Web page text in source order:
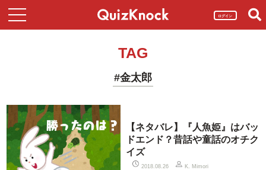
ログイン
TAG
#金太郎
【ネタバレ】『人魚姫』はバッ
ドエンド？昔話や童話のオチク
イズ
2018.08.26 K. Mimori